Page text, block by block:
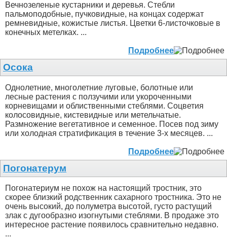
Вечнозеленые кустарники и деревья. Стебли
пальмоподобные, пучковидные, на концах содержат
ремневидные, кожистые листья. Цветки 6-листочковые в
конечных метелках. ...
Подробнее
Осока
Однолетние, многолетние луговые, болотные или
лесные растения с ползучими или укороченными
корневищами и облиственными стеблями. Соцветия
колосовидные, кистевидные или метельчатые.
Размножение вегетативное и семенное. Посев под зиму
или холодная стратификация в течение 3-х месяцев. ...
Подробнее
Погонатерум
Погонатериум не похож на настоящий тростник, это
скорее близкий родственник сахарного тростника. Это не
очень высокий, до полуметра высотой, густо растущий
злак с дугообразно изогнутыми стеблями. В продаже это
интересное растение появилось сравнительно недавно.
...